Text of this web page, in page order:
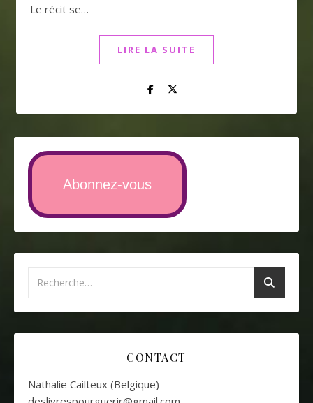
Le récit se…
LIRE LA SUITE
Abonnez-vous
CONTACT
Nathalie Cailteux (Belgique)